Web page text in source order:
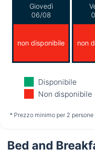
Giovedì
06/08
non disponibile non
Domenica
09/08
non disponibile non
Disponibile
Non disponibile
* Prezzo minimo per 2 persone
Bed and